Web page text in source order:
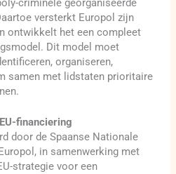
criminele georganiseerde
versterkt Europol zijn
ontwikkelt het een compleet
Dit model moet
organiseren,
samen met lidstaten prioritaire
financiering
door de Spaanse Nationale
in samenwerking met
strategie voor een